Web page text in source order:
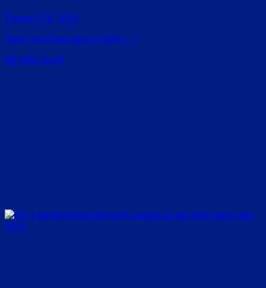
Tháng 5 26, 2026
Danh mụcChụp ảnh sự kiện [...]
Đã kiểm duyệt